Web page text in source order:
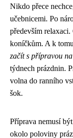
Nikdo přece
učebnicemi. Po
především
koníčkům. A k
začít s přípravou
týdnech prázdnin.
volna do ranního
šok.
Příprava nemusí
okolo poloviny